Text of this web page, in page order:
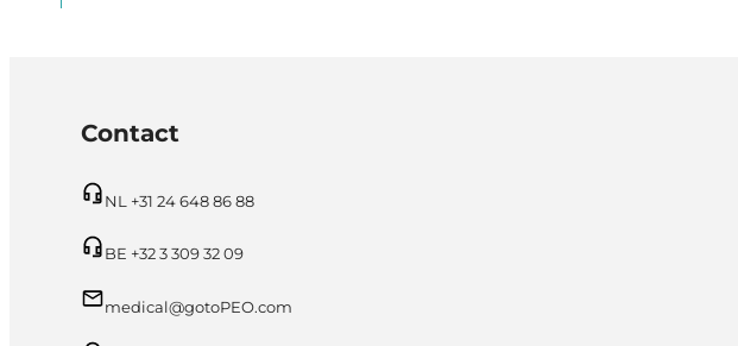
Contact
NL +31 24 648 86 88
BE +32 3 309 32 09
medical@gotoPEO.com